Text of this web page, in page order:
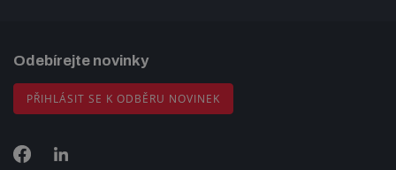
Odebírejte novinky
PŘIHLÁSIT SE K ODBĚRU NOVINEK